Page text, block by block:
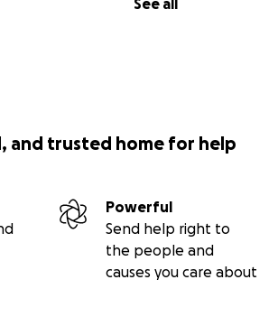
See all
and trusted home for help
Powerful
Send help right to
the people and
causes you care about